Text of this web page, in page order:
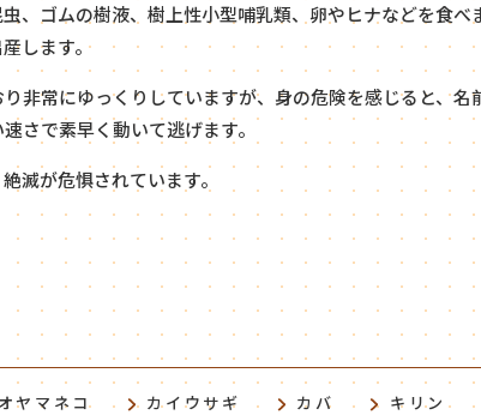
、ゴムの樹液、樹上性小型哺乳類、卵やヒナなどを食べ
します。
非常にゆっくりしていますが、身の危険を感じると、名
さで素早く動いて逃げます。
滅が危惧されています。
ヤマネコ カイウサギ カバ
キリン